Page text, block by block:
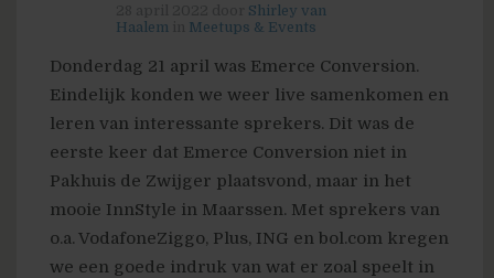
Shirley van
Haalem
Meetups & Events
Donderdag 21 april was Emerce Conversion.
Eindelijk konden we weer live samenkomen en
leren van interessante sprekers. Dit was de
eerste keer dat Emerce Conversion niet in
Pakhuis de Zwijger plaatsvond, maar in het
mooie InnStyle in Maarssen. Met sprekers van
o.a. VodafoneZiggo, Plus, ING en bol.com kregen
we een goede indruk van wat er zoal speelt in